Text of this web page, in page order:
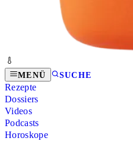
MENÜ SUCHE
Rezepte
Dossiers
Videos
Podcasts
Horoskope